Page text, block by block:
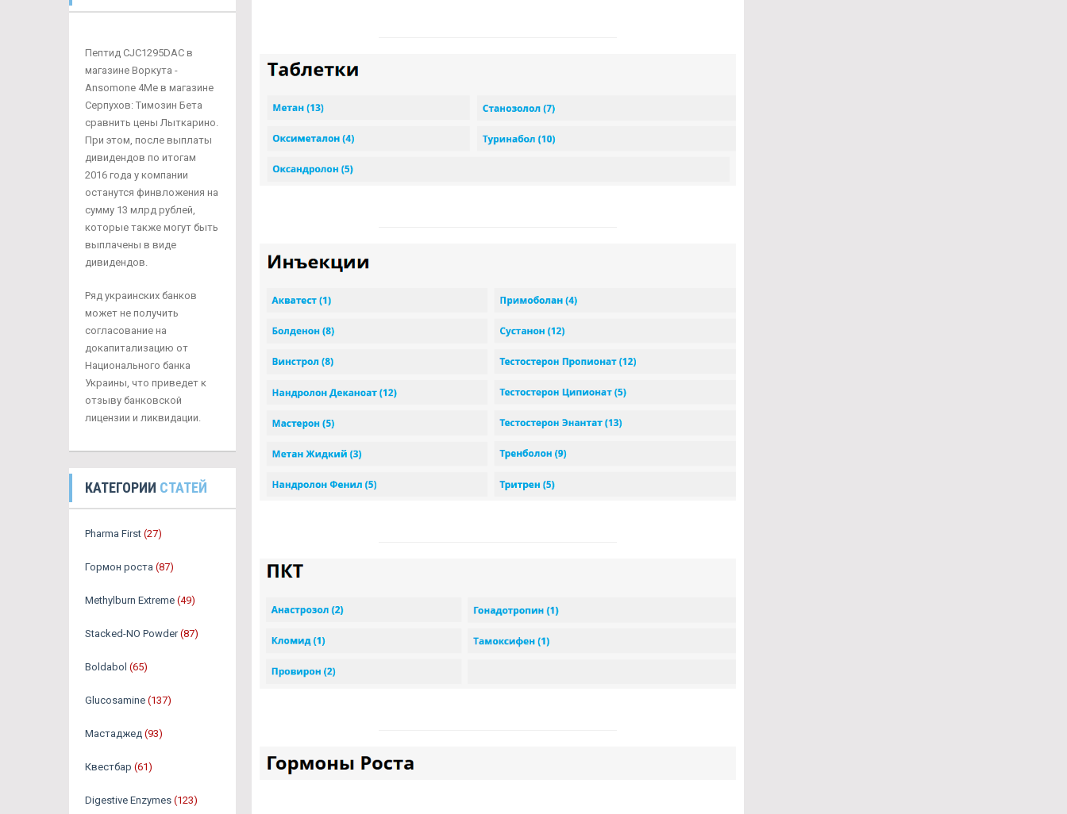
Пептид CJC1295DAC в
магазине Воркута -
Ansomone 4Me в магазине
Серпухов: Tимозин Бета
сравнить цены Лыткарино.
При этом, после выплаты
дивидендов по итогам
2016 года у компании
останутся финвложения на
сумму 13 млрд рублей,
которые также могут быть
выплачены в виде
дивидендов.
Ряд украинских банков
может не получить
согласование на
докапитализацию от
Национального банка
Украины, что приведет к
отзыву банковской
лицензии и ликвидации.
КАТЕГОРИИ СТАТЕЙ
Pharma First (27)
Гормон роста (87)
Methylburn Extreme (49)
Stacked-NO Powder (87)
Boldabol (65)
Glucosamine (137)
Мастаджед (93)
Квестбар (61)
Digestive Enzymes (123)